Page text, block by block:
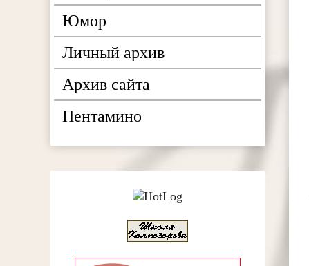
Юмор
Личный архив
Архив сайта
Пентамино